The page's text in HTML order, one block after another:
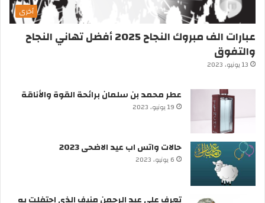
أخرى
عبارات الف مبروك النجاح 2025 أفضل تهاني النجاح
والتفوق
13 يونيو، 2023
عطر محمد بن سلمان برائحة القوة والأناقة
19 يونيو، 2023
حالات واتس اب عيد الاضحى 2023
6 يونيو، 2023